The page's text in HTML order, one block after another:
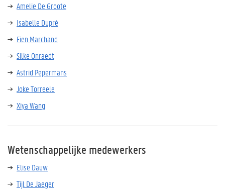
Amelie De Groote
Isabelle Dupré
Fien Marchand
Silke Onraedt
Astrid Pepermans
Joke Torreele
Xiya Wang
Wetenschappelijke medewerkers
Elise Dauw
Tijl De Jaeger